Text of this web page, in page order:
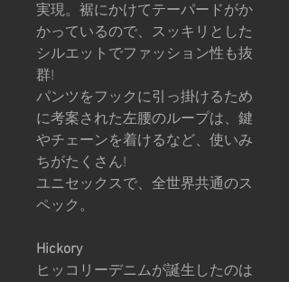
実現。裾にかけてテーパードがか
かっているので、スッキリとした
シルエットでファッション性も抜
群!
パンツをフックに引っ掛けるため
に考案された左腰のループは、鍵
やチェーンを着けるなど、使いみ
ちがたくさん!
ユニセックスで、全世界共通のス
ペック。
Hickory
ヒッコリーデニムが誕生したのは